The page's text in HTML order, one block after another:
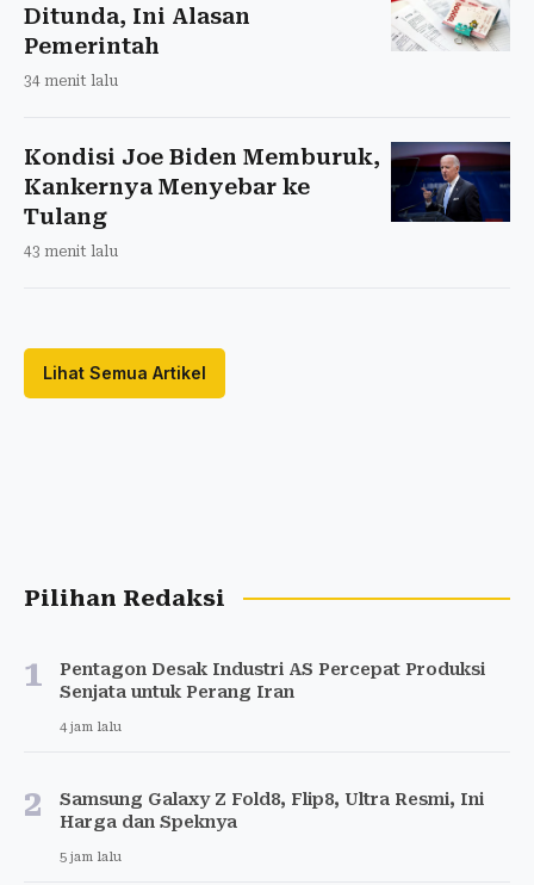
Ditunda, Ini Alasan
Pemerintah
34 menit lalu
Kondisi Joe Biden Memburuk,
Kankernya Menyebar ke
Tulang
43 menit lalu
Lihat Semua Artikel
Pilihan Redaksi
1
Pentagon Desak Industri AS Percepat Produksi
Senjata untuk Perang Iran
4 jam lalu
2
Samsung Galaxy Z Fold8, Flip8, Ultra Resmi, Ini
Harga dan Speknya
5 jam lalu